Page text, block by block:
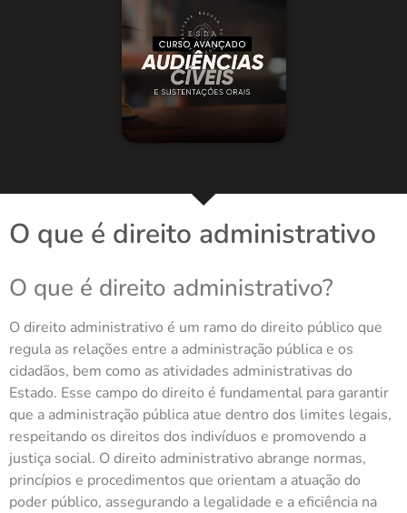
O que é direito administrativo
O que é direito administrativo?
O direito administrativo é um ramo do direito público que
regula as relações entre a administração pública e os
cidadãos, bem como as atividades administrativas do
Estado. Esse campo do direito é fundamental para garantir
que a administração pública atue dentro dos limites legais,
respeitando os direitos dos indivíduos e promovendo a
justiça social. O direito administrativo abrange normas,
princípios e procedimentos que orientam a atuação do
poder público, assegurando a legalidade e a eficiência na